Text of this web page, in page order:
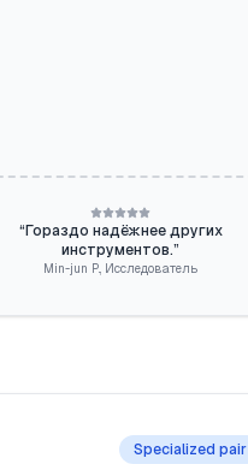
“ Гораздо надёжнее других
инструментов.”
Min-jun P. Исследователь
Specialized pair